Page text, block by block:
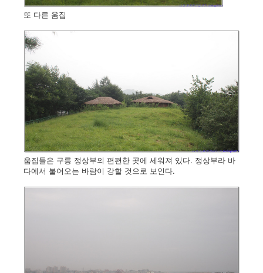
또 다른 움집
움집들은 구릉 정상부의 편편한 곳에 세워져 있다. 정상부라 바
다에서 불어오는 바람이 강할 것으로 보인다.